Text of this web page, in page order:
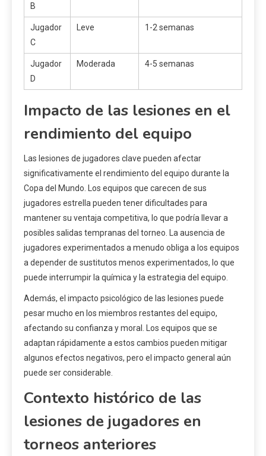
B
Jugador
C
Leve 1-2 semanas
Jugador
D
Moderada 4-5 semanas
Impacto de las lesiones en el
rendimiento del equipo
Las lesiones de jugadores clave pueden afectar
significativamente el rendimiento del equipo durante la
Copa del Mundo. Los equipos que carecen de sus
jugadores estrella pueden tener dificultades para
mantener su ventaja competitiva, lo que podría llevar a
posibles salidas tempranas del torneo. La ausencia de
jugadores experimentados a menudo obliga a los equipos
a depender de sustitutos menos experimentados, lo que
puede interrumpir la química y la estrategia del equipo.
Además, el impacto psicológico de las lesiones puede
pesar mucho en los miembros restantes del equipo,
afectando su confianza y moral. Los equipos que se
adaptan rápidamente a estos cambios pueden mitigar
algunos efectos negativos, pero el impacto general aún
puede ser considerable.
Contexto histórico de las
lesiones de jugadores en
torneos anteriores